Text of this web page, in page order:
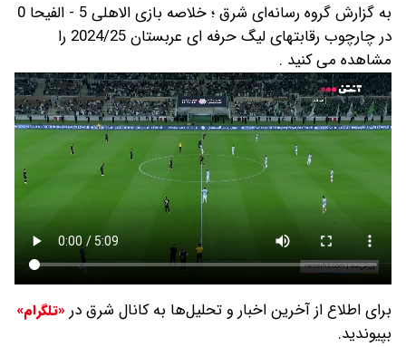
به گزارش گروه رسانه‌ای شرق ؛ خلاصه بازی الاهلی 5 - الفیحا 0
در چارچوب رقابتهای لیگ حرفه ای عربستان 2024/25 را
مشاهده می کنید .
برای اطلاع از آخرین اخبار و تحلیل‌ها به کانال شرق در «تلگرام»
بپیوندید.